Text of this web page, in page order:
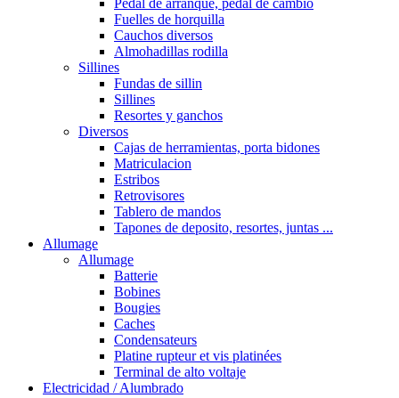
Fuelles de horquilla
Cauchos diversos
Almohadillas rodilla
Sillines
Fundas de sillin
Sillines
Resortes y ganchos
Diversos
Cajas de herramientas, porta bidones
Matriculacion
Estribos
Retrovisores
Tablero de mandos
Tapones de deposito, resortes, juntas ...
Allumage
Allumage
Batterie
Bobines
Bougies
Caches
Condensateurs
Platine rupteur et vis platinées
Terminal de alto voltaje
Electricidad / Alumbrado